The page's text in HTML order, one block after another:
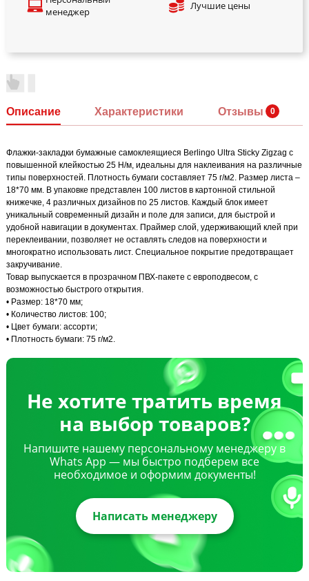
менеджер
Лучшие цены
Описание Характеристики Отзывы
Флажки-закладки бумажные самоклеящиеся Berlingo Ultra Sticky Zigzag с
повышенной клейкостью 25 Н/м, идеальны для наклеивания на различные
типы поверхностей. Плотность бумаги составляет 75 г/м2. Размер листа –
18*70 мм. В упаковке представлен 100 листов в картонной стильной
книжечке, 4 различных дизайнов по 25 листов. Каждый блок имеет
уникальный современный дизайн и поле для записи, для быстрой и
удобной навигации в документах. Праймер слой, удерживающий клей при
переклеивании, позволяет не оставлять следов на поверхности и
многократно использовать лист. Специальное покрытие предотвращает
закручивание.
Товар выпускается в прозрачном ПВХ-пакете с европодвесом, с
возможностью быстрого открытия.
• Размер: 18*70 мм;
• Количество листов: 100;
• Цвет бумаги: ассорти;
• Плотность бумаги: 75 г/м2.
Не хотите тратить время
на выбор товаров?
Напишите нашему персональному менеджеру в
Whats App — мы быстро подберем все
необходимое и оформим документы!
Написать менеджеру